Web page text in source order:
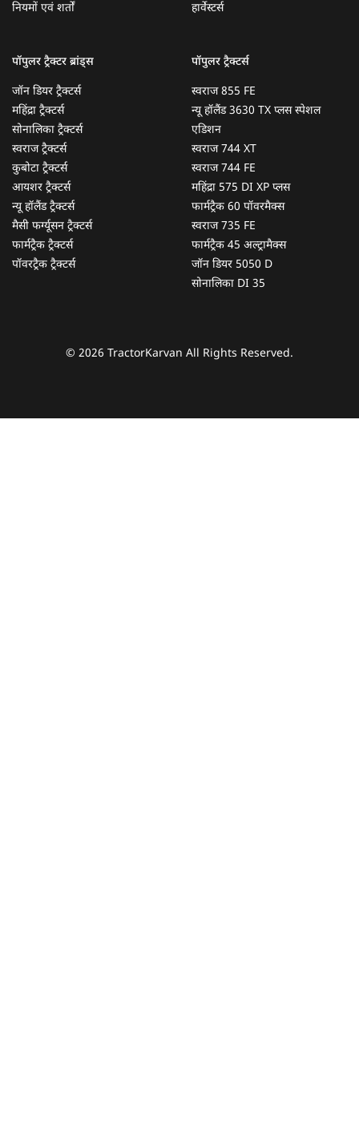
नियमों एवं शर्तों
हार्वेस्टर्स
पॉपुलर ट्रैक्टर ब्रांड्स
जॉन डियर ट्रैक्टर्स
महिंद्रा ट्रैक्टर्स
सोनालिका ट्रैक्टर्स
स्वराज ट्रैक्टर्स
कुबोटा ट्रैक्टर्स
आयशर ट्रैक्टर्स
न्यू हॉलैंड ट्रैक्टर्स
मैसी फर्ग्यूसन ट्रैक्टर्स
फार्मट्रैक ट्रैक्टर्स
पॉवरट्रैक ट्रैक्टर्स
पॉपुलर ट्रैक्टर्स
स्वराज 855 FE
न्यू हॉलैंड 3630 TX प्लस स्पेशल
एडिशन
स्वराज 744 XT
स्वराज 744 FE
महिंद्रा 575 DI XP प्लस
फार्मट्रैक 60 पॉवरमैक्स
स्वराज 735 FE
फार्मट्रैक 45 अल्ट्रामैक्स
जॉन डियर 5050 D
सोनालिका DI 35
© 2026 TractorKarvan All Rights Reserved.